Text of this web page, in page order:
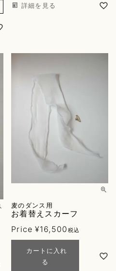
詳細を見る
麦のダンス用
お着替えスカーフ
Price ¥16,500 税込
カートに入れ
る